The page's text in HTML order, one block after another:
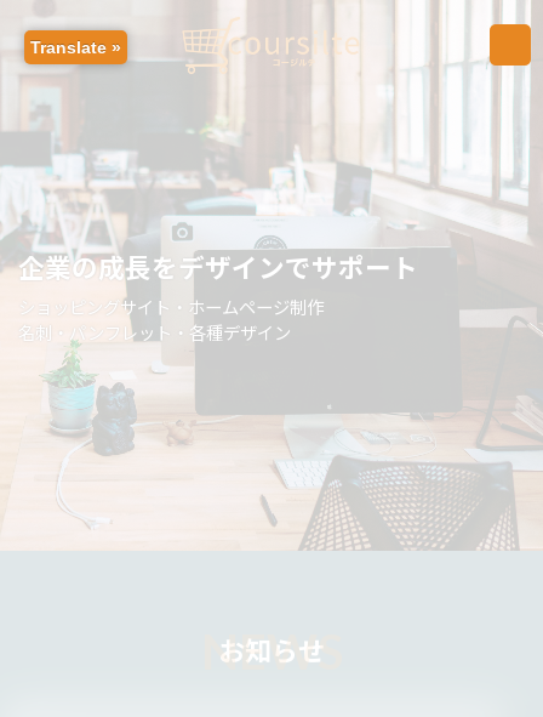
へ
ッ
プ
ョ
移
動
企業の成長をデザインでサポート
ショッピングサイト・ホームページ制作
名刺・パンフレット・各種デザイン
お知らせ
Translate »